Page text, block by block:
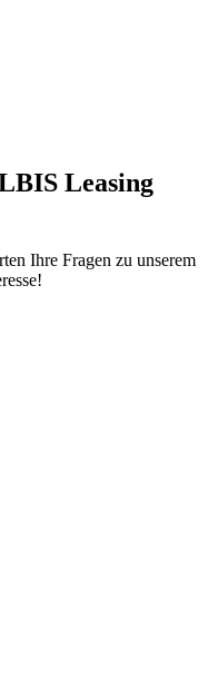
Leasing
Ihre Fragen zu unserem